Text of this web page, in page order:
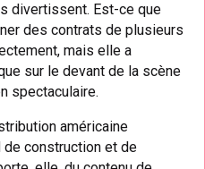
divertissent. Est-ce que
des contrats de plusieurs
mais elle a
sur le devant de la scène
spectaculaire.
américaine
construction et de